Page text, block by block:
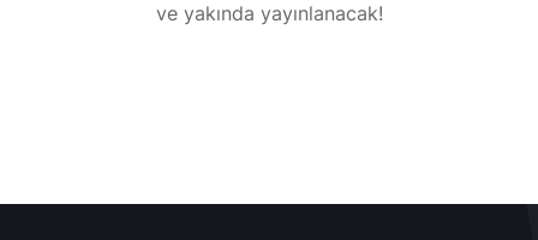
ve yakında yayınlanacak!